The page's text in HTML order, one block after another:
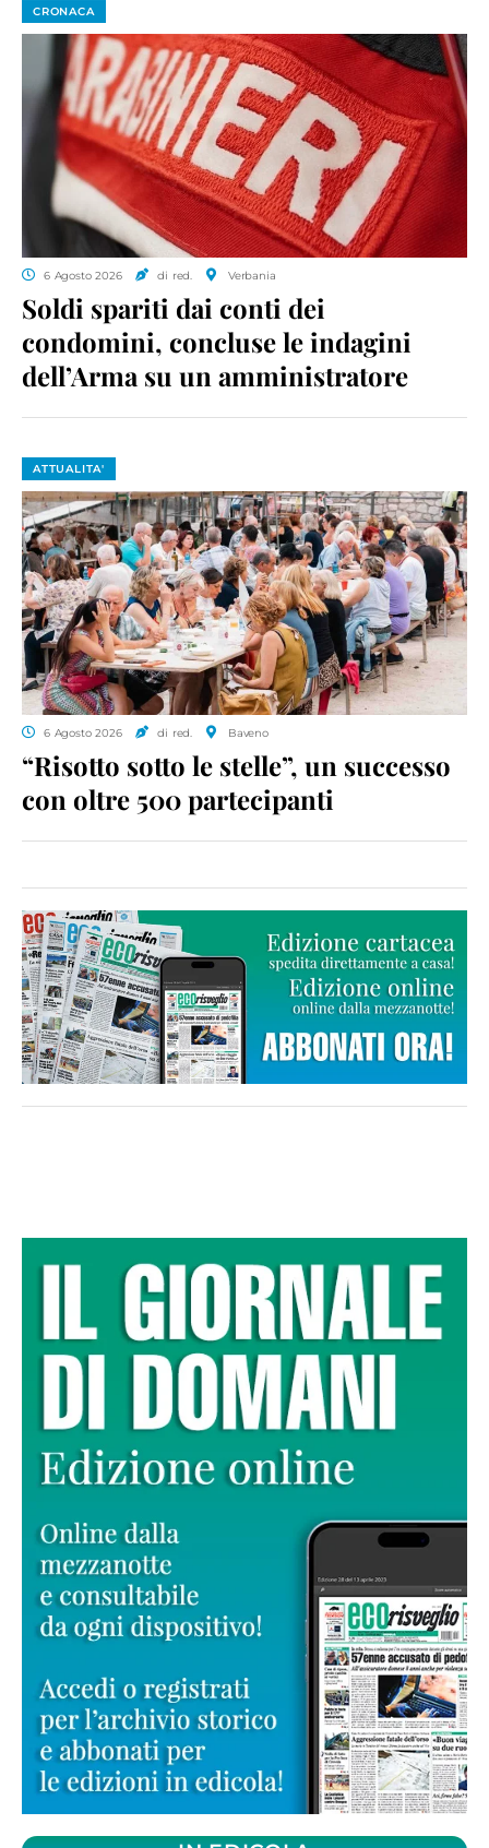
CRONACA
6 Agosto 2026 di red. Verbania
Soldi spariti dai conti dei
condomini, concluse le indagini
dell’Arma su un amministratore
ATTUALITA'
6 Agosto 2026 di red. Baveno
“Risotto sotto le stelle”, un successo
con oltre 500 partecipanti